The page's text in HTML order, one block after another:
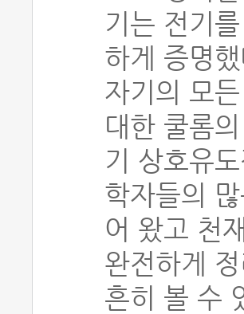
기는 전기
하게 증명
자기의 모
대한 쿨롬
기 상호유
학자들의
어 왔고 천
완전하게
흔히 볼 수